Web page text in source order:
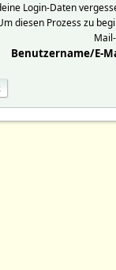
Login-Daten
diesen Prozess zu
Benutzername/E-